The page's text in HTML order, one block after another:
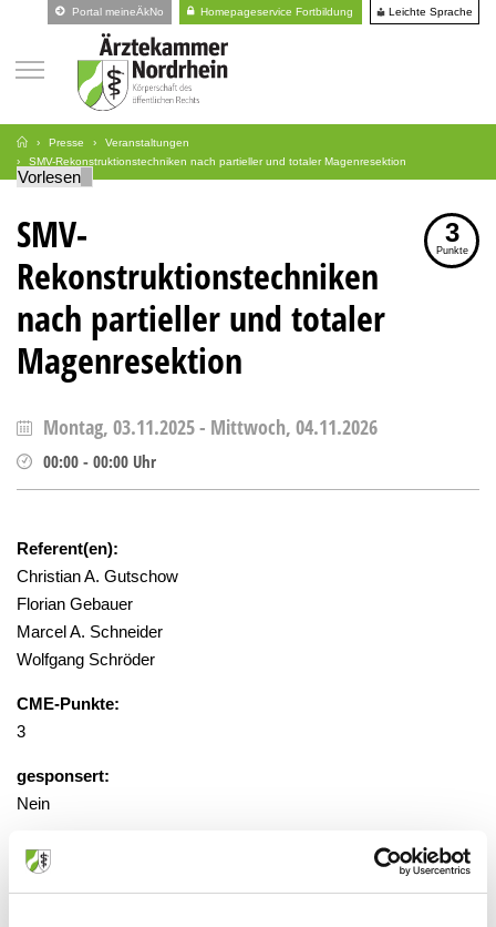
Portal meineÄkNo Homepageservice Fortbildung Leichte Sprache
Presse
Veranstaltungen
SMV-Rekonstruktionstechniken nach partieller und totaler Magenresektion
Vorlesen
SMV-
Rekonstruktionstechniken
nach partieller und totaler
Magenresektion
3
Punkte
Montag, 03.11.2025- Mittwoch, 04.11.2026
00:00 - 00:00 Uhr
Referent(en):
Christian A. Gutschow
Florian Gebauer
Marcel A. Schneider
Wolfgang Schröder
CME-Punkte:
3
gesponsert:
Nein